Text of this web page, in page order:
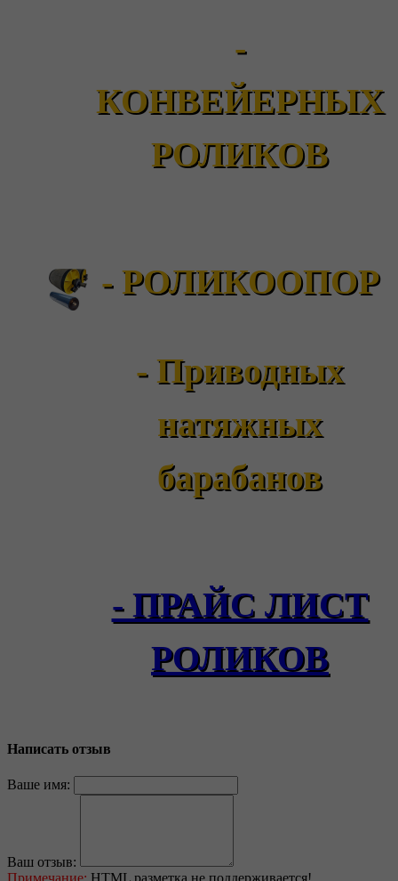
-
КОНВЕЙЕРНЫХ
РОЛИКОВ
- РОЛИКООПОР
- Приводных
натяжных
барабанов
- ПРАЙС ЛИСТ
РОЛИКОВ
Написать отзыв
Ваше имя:
Ваш отзыв: